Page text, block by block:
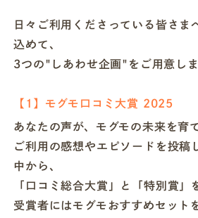
日々ご利用くださっている皆さま
込めて、
3つの"しあわせ企画"をご用意しま
【1】モグモ口コミ大賞 2025
あなたの声が、モグモの未来を育
ご利用の感想やエピソードを投稿
中から、
「口コミ総合大賞」と「特別賞」
受賞者にはモグモおすすめセット